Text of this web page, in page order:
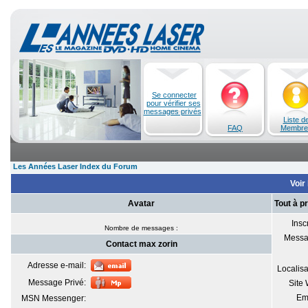
Se connecter
pour vérifier ses
messages privés
FAQ
Liste
Les Années Laser Index du Forum
Voir
Avatar Tout à
Nombre de messages :
Site
Contact max zorin
Adresse e-mail:
Message Privé:
MSN Messenger: